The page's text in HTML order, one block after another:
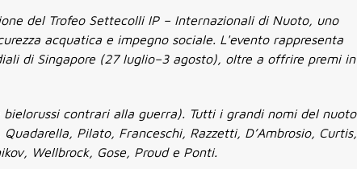
del Trofeo Settecolli IP – Internazionali di Nuoto, uno
acquatica e impegno sociale. L'evento rappresenta
di Singapore (27 luglio–3 agosto), oltre a offrire premi in
contrari alla guerra). Tutti i grandi nomi del nuoto
Pilato, Franceschi, Razzetti, D’Ambrosio, Curtis,
Wellbrock, Gose, Proud e Ponti.